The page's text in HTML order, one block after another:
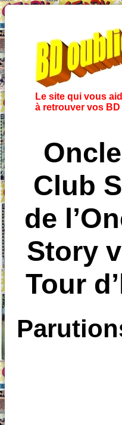
Le site qui vous
à retrouver vos BD
Club
de
Story
Tour